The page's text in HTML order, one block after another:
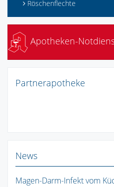
Röschenflechte
Apotheken-
Partnerapotheke
News
Magen-Darm-Infekt vom